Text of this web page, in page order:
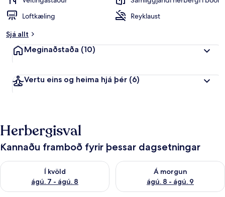
Loftkæling
Reyklaust
Sjá allt
Meginaðstaða (10)
Vertu eins og heima hjá þér (6)
Herbergisval
Kannaðu framboð fyrir þessar dagsetningar
Í kvöld
ágú. 7 - ágú. 8
Athuga framboð í kvöld ágú. 7 - ágú. 8
Á morgun
ágú. 8 - ágú. 9
Athuga framboð á morgun